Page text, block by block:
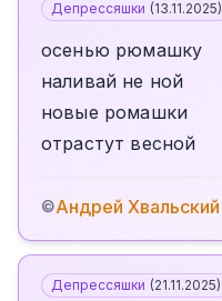
Депрессяшки (13.11.2025)
осенью рюмашку
наливай не ной
новые ромашки
отрастут весной
©Андрей Хвальский
Депрессяшки (21.11.2025)